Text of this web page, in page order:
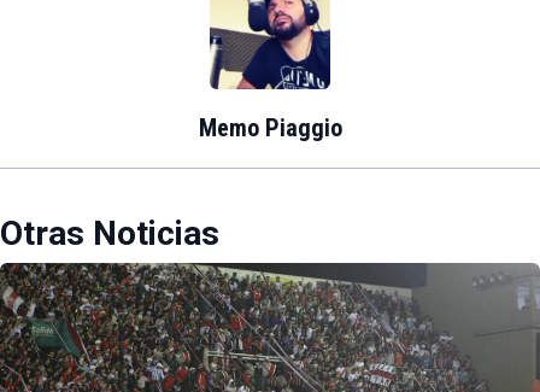
Memo Piaggio
Otras Noticias